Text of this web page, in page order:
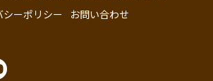
シーポリシー お問い合わせ